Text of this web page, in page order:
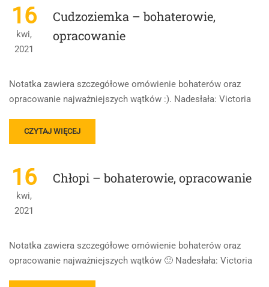
FERDYDURKE
–
BOHATEROWIE,
OPRACOWANIE
16
kwi,
2021
Cudzoziemka – bohaterowie,
opracowanie
Notatka zawiera szczegółowe omówienie bohaterów oraz
opracowanie najważniejszych wątków :). Nadesłała: Victoria
READ
MORE
CUDZOZIEMKA
–
BOHATEROWIE,
OPRACOWANIE
CZYTAJ WIĘCEJ
16
kwi,
2021
Chłopi – bohaterowie, opracowanie
Notatka zawiera szczegółowe omówienie bohaterów oraz
opracowanie najważniejszych wątków 🙂 Nadesłała: Victoria